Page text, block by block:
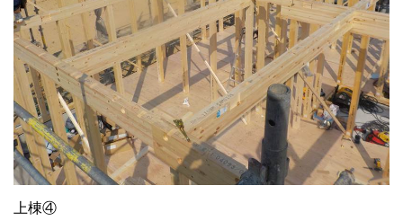
上棟④